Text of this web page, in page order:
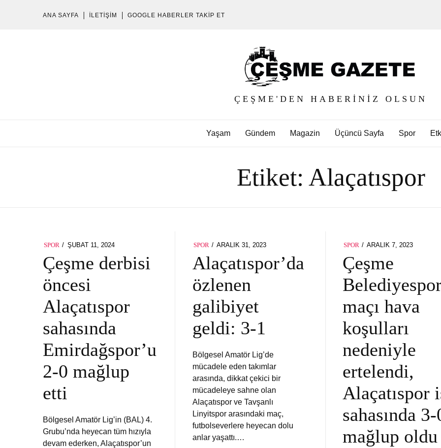
ANA SAYFA İLETIŞIM GOOGLE HABERLER TAKIP ET
ÇEŞME'DEN HABERINIZ OLSUN
Yaşam Gündem Magazin Üçüncü Sayfa Spor
Etiket: Alaçatıspor
SPOR
POSTED
ŞUBAT 11, 2024
Çeşme derbisi
öncesi
Alaçatıspor
sahasında
Emirdağspor’u
2-0 mağlup
etti
Bölgesel Amatör Lig’in (BAL) 4.
Grubu’nda heyecan tüm hızıyla
devam ederken, Alaçatıspor’un
SPOR
POSTED
ARALIK 31, 2023
Alaçatıspor’da
özlenen
galibiyet
geldi: 3-1
Bölgesel Amatör Lig’de
mücadele eden takımlar
arasında, dikkat çekici bir
mücadeleye sahne olan
Alaçatıspor ve Tavşanlı
Linyitspor arasındaki maç,
futbolseverlere heyecan dolu
anlar yaşattı.…
SPOR
POSTED
ARALIK 7, 2023
Çeşme
maçı hava
koşulları
nedeniyle
ertelendi,
Alaçatıspor
sahasında 3-
mağlup oldu